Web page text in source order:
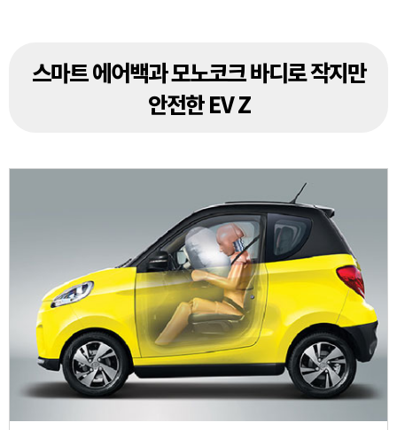
스마트 에어백과 모노코크 바디로 작지만
안전한 EV Z